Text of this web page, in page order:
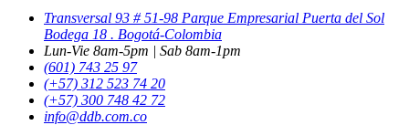
Transversal 93 # 51-98 Parque Empresarial Puerta del Sol
Bodega 18 . Bogotá-Colombia
Lun-Vie 8am-5pm | Sab 8am-1pm
(601) 743 25 97
(+57) 312 523 74 20
(+57) 300 748 42 72
info@ddb.com.co